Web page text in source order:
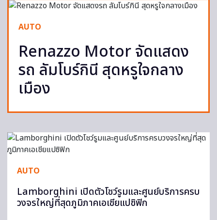
AUTO
Renazzo Motor จัดแสดง
รถ ลัมโบร์กินี สุดหรูใจกลาง
เมือง
AUTO
Lamborghini เปิดตัวโชว์รูมและศูนย์บริการครบ
วงจรใหญ่ที่สุดภูมิภาคเอเชียแปซิฟิก